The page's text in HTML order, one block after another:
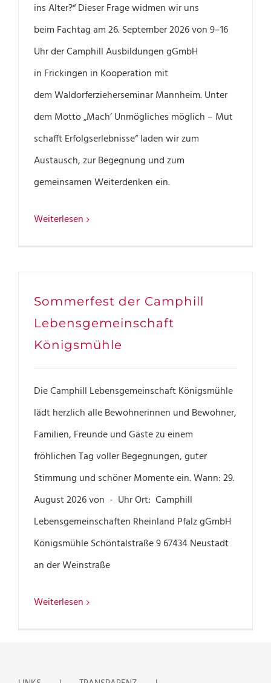
ins Alter?“ Dieser Frage widmen wir uns
beim Fachtag am 26. September 2026 von 9–16
Uhr der Camphill Ausbildungen gGmbH
in Frickingen in Kooperation mit
dem Waldorferzieherseminar Mannheim. Unter
dem Motto „Mach’ Unmögliches möglich – Mut
schafft Erfolgserlebnisse“ laden wir zum
Austausch, zur Begegnung und zum
gemeinsamen Weiterdenken ein.
Weiterlesen
Sommerfest der Camphill
Lebensgemeinschaft
Königsmühle
Die Camphill Lebensgemeinschaft Königsmühle
lädt herzlich alle Bewohnerinnen und Bewohner,
Familien, Freunde und Gäste zu einem
fröhlichen Tag voller Begegnungen, guter
Stimmung und schöner Momente ein. Wann: 29.
August 2026 von - Uhr Ort: Camphill
Lebensgemeinschaften Rheinland Pfalz gGmbH
Königsmühle Schöntalstraße 9 67434 Neustadt
an der Weinstraße
Weiterlesen